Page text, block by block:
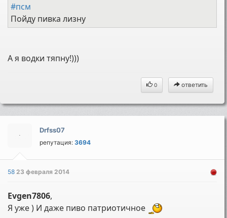
#псм
Пойду пивка лизну
А я водки тяпну!)))
0 ответить
Drfss07
репутация:3694
5823 февраля 2014
Evgen7806,
Я уже ) И даже пиво патриотичное